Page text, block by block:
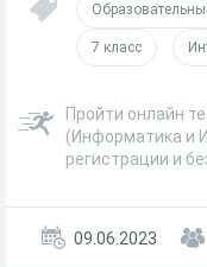
7 класс
Пройти онлайн
(Информатика и
регистрации и
09.06.2023